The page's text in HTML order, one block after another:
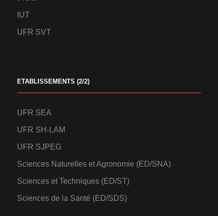
IUT
UFR SVT
ETABLISSEMENTS (2/2)
UFR SEA
UFR SH-LAM
UFR SJPEG
Sciences Naturelles et Agronomie (ED/SNA)
Sciences et Techniques (ED/ST)
Sciences de la Santé (ED/SDS)